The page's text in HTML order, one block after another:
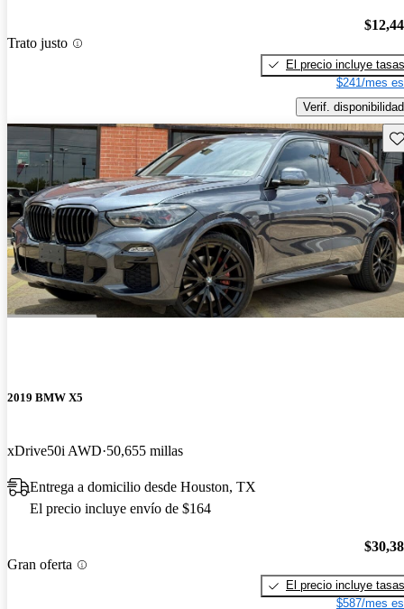
Trato justo
El precio incluye tasas
$241/mes
Verif. disponibilidad
2019 BMW X5
xDrive50i AWD 50,655 millas
Entrega a domicilio desde Houston, TX
El precio incluye envío de $164
Gran oferta
El precio incluye tasas
$587/mes